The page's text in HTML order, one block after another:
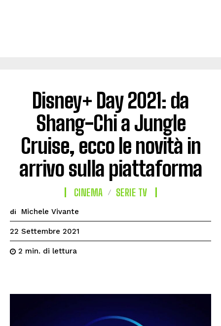
Disney+ Day 2021: da
Shang-Chi a Jungle
Cruise, ecco le novità in
arrivo sulla piattaforma
CINEMA SERIE TV
di Michele Vivante
22 Settembre 2021
2 min. di lettura